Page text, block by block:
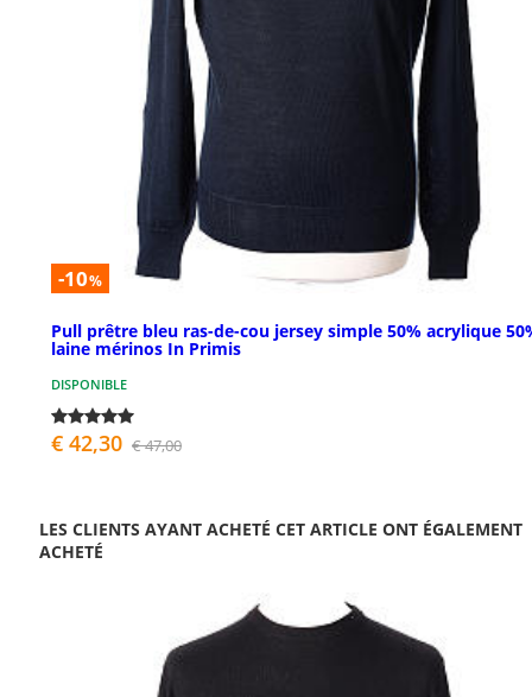
-10%
Pull prêtre bleu ras-de-cou jersey simple 50% acrylique
laine mérinos In Primis
DISPONIBLE
€ 42,30 € 47,00
LES CLIENTS AYANT ACHETÉ CET ARTICLE ONT ÉGALEMENT
ACHETÉ